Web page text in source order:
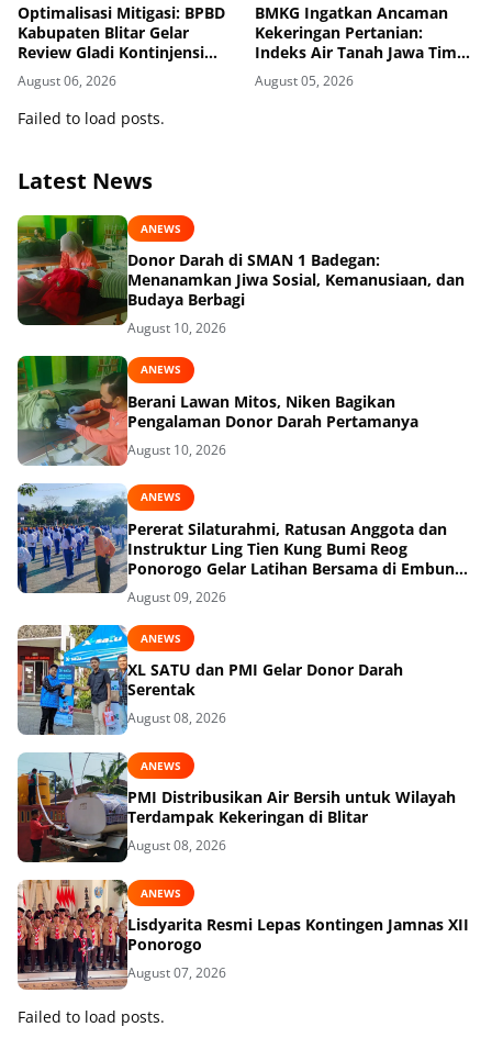
Optimalisasi Mitigasi: BPBD
Kabupaten Blitar Gelar
Review Gladi Kontinjensi
Erupsi Gunung Kelud
August 06, 2026
BMKG Ingatkan Ancaman
Kekeringan Pertanian:
Indeks Air Tanah Jawa Timur
Agustus 2026 Masuk
Kategori Kurang
August 05, 2026
Failed to load posts.
Latest News
ANEWS
Donor Darah di SMAN 1 Badegan:
Menanamkan Jiwa Sosial, Kemanusiaan, dan
Budaya Berbagi
August 10, 2026
ANEWS
Berani Lawan Mitos, Niken Bagikan
Pengalaman Donor Darah Pertamanya
August 10, 2026
ANEWS
Pererat Silaturahmi, Ratusan Anggota dan
Instruktur Ling Tien Kung Bumi Reog
Ponorogo Gelar Latihan Bersama di Embung
Pakel
August 09, 2026
ANEWS
XL SATU dan PMI Gelar Donor Darah
Serentak
August 08, 2026
ANEWS
PMI Distribusikan Air Bersih untuk Wilayah
Terdampak Kekeringan di Blitar
August 08, 2026
ANEWS
Lisdyarita Resmi Lepas Kontingen Jamnas XII
Ponorogo
August 07, 2026
Failed to load posts.